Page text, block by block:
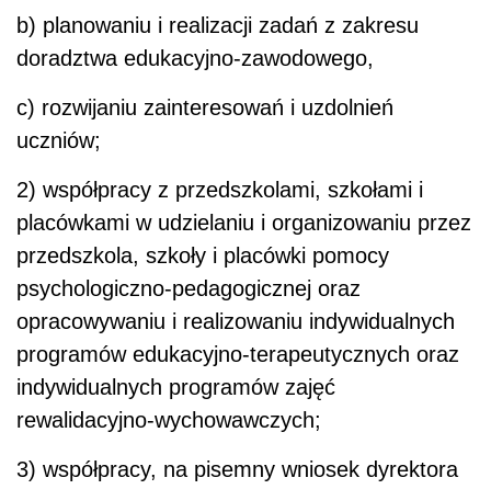
b) planowaniu i realizacji zadań z zakresu
doradztwa edukacyjno-zawodowego,
c) rozwijaniu zainteresowań i uzdolnień
uczniów;
2) współpracy z przedszkolami, szkołami i
placówkami w udzielaniu i organizowaniu przez
przedszkola, szkoły i placówki pomocy
psychologiczno-pedagogicznej oraz
opracowywaniu i realizowaniu indywidualnych
programów edukacyjno-terapeutycznych oraz
indywidualnych programów zajęć
rewalidacyjno-wychowawczych;
3) współpracy, na pisemny wniosek dyrektora